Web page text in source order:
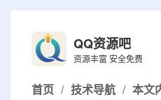
QQ资源吧
资源丰富 安全免费
首页 / 技术导航 / 本文